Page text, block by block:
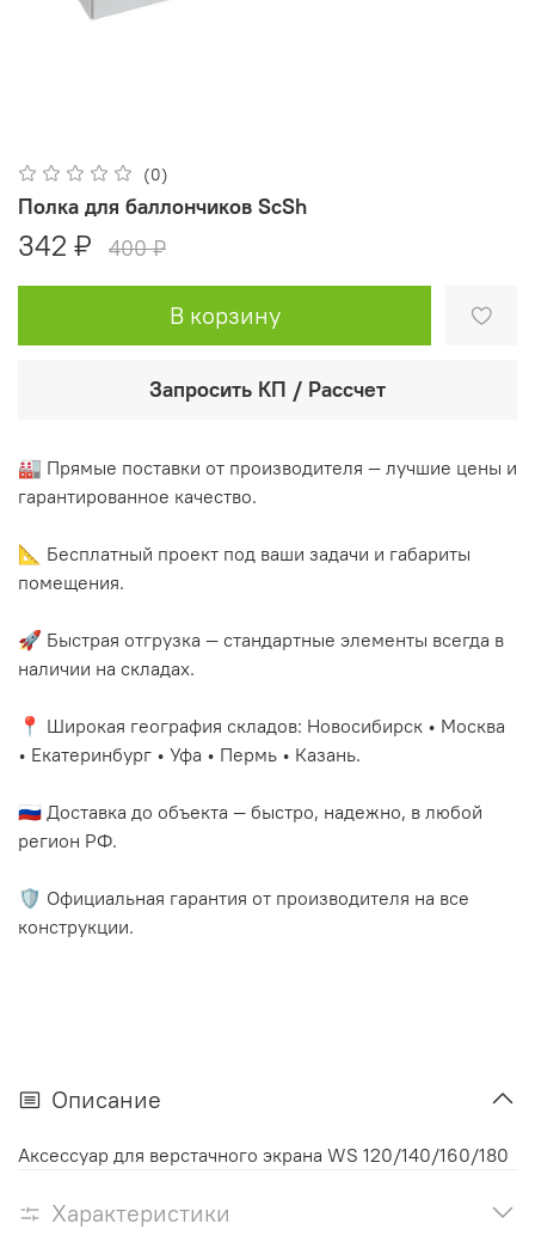
(0)
Полка для баллончиков ScSh
342 ₽ 400 ₽
В корзину
Запросить КП / Рассчет
🏭 Прямые поставки от производителя — лучшие цены и
гарантированное качество.
📐 Бесплатный проект под ваши задачи и габариты
помещения.
🚀 Быстрая отгрузка — стандартные элементы всегда в
наличии на складах.
📍 Широкая география складов: Новосибирск • Москва
• Екатеринбург • Уфа • Пермь • Казань.
🇷🇺 Доставка до объекта — быстро, надежно, в любой
регион РФ.
🛡️ Официальная гарантия от производителя на все
конструкции.
Описание
Аксессуар для верстачного экрана WS 120/140/160/180
Характеристики